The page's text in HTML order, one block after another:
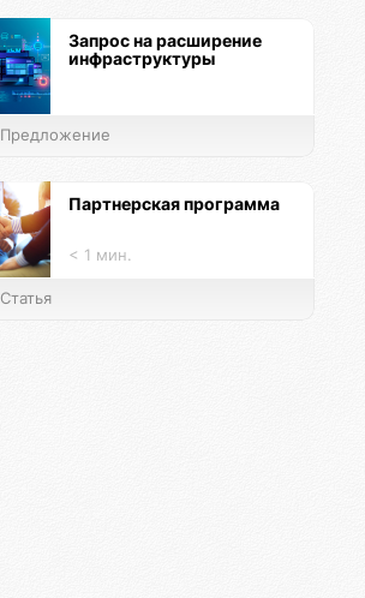
Запрос на расширение
инфраструктуры
Предложение
Партнерская программа
< 1 мин.
Статья